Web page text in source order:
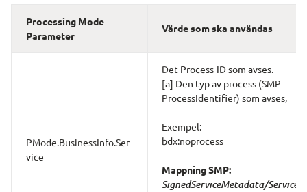
Processing Mode
Parameter
Värde som ska användas
PMode.BusinessInfo.Ser
vice
Det Process-ID som avses.
[a] Den typ av process (SMP
ProcessIdentifier) som avses,
Exempel:
bdx:noprocess
Mappning SMP:
SignedServiceMetadata/